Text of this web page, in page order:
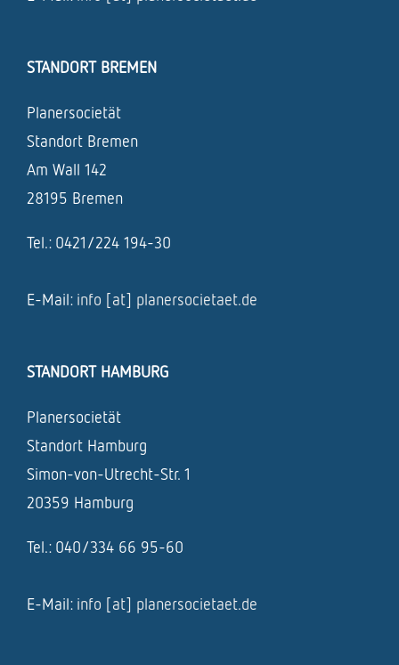
STANDORT BREMEN
Planersocietät
Standort Bremen
Am Wall 142
28195 Bremen
Tel.: 0421/224 194-30
E-Mail: info [at] planersocietaet.de
STANDORT HAMBURG
Planersocietät
Standort Hamburg
Simon-von-Utrecht-Str. 1
20359 Hamburg
Tel.: 040/334 66 95-60
E-Mail: info [at] planersocietaet.de